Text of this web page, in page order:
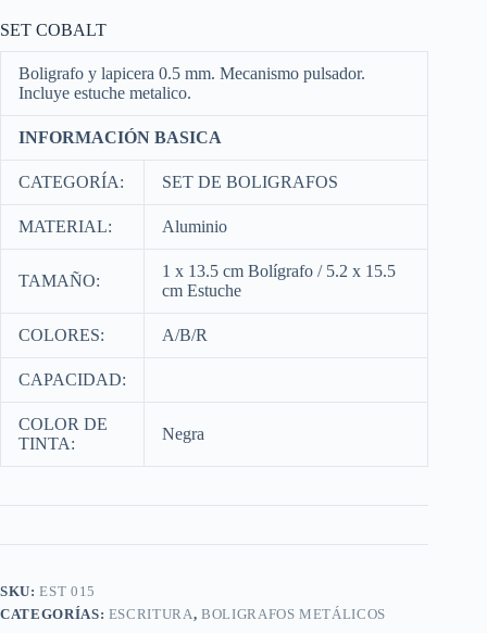
SET COBALT
Boligrafo y lapicera 0.5 mm. Mecanismo pulsador.
Incluye estuche metalico.
INFORMACIÓN BASICA
CATEGORÍA: SET DE BOLIGRAFOS
MATERIAL: Aluminio
TAMAÑO:
1 x 13.5 cm Bolígrafo / 5.2 x 15.5
cm Estuche
COLORES: A/B/R
CAPACIDAD:
COLOR DE
TINTA:
Negra
SKU:EST 015
CATEGORÍAS: ESCRITURA, BOLIGRAFOS METÁLICOS